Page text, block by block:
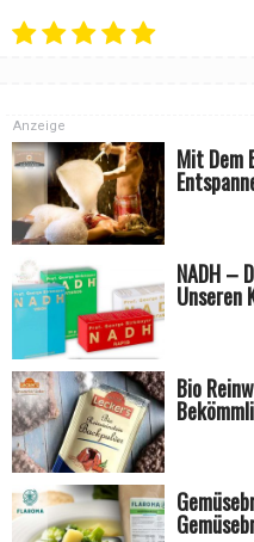
Mit Dem
Anzeige
NADH –
Unseren
Bio